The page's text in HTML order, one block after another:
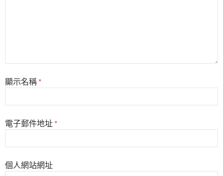
顯示名稱 *
電子郵件地址 *
個人網站網址